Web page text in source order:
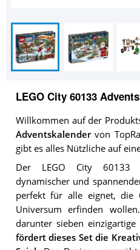
LEGO City 60133
Willkommen auf der
Adventskalendervon
gibt es alles Nützliche auf
Der LEGO City 60133
dynamischer und
perfekt für alle eignet, die
Universum erfinden
darunter sieben
fördert dieses Set die